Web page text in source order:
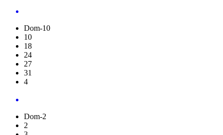
Dom-10
10
18
24
27
31
4
Dom-2
2